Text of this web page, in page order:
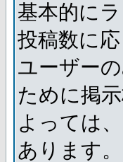
基本的に
投稿数に
ユーザー
ために掲
よっては
あります。